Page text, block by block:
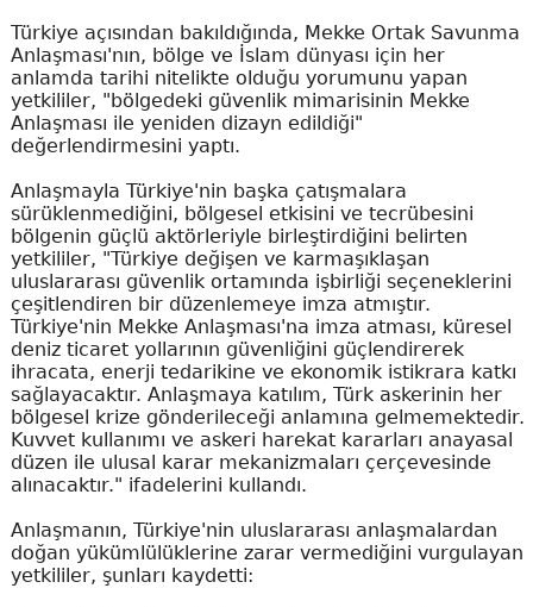
Türkiye açısından bakıldığında, Mekke Ortak Savunma
Anlaşması'nın, bölge ve İslam dünyası için her
anlamda tarihi nitelikte olduğu yorumunu yapan
yetkililer, "bölgedeki güvenlik mimarisinin Mekke
Anlaşması ile yeniden dizayn edildiği"
değerlendirmesini yaptı.
Anlaşmayla Türkiye'nin başka çatışmalara
sürüklenmediğini, bölgesel etkisini ve tecrübesini
bölgenin güçlü aktörleriyle birleştirdiğini belirten
yetkililer, "Türkiye değişen ve karmaşıklaşan
uluslararası güvenlik ortamında işbirliği seçeneklerini
çeşitlendiren bir düzenlemeye imza atmıştır.
Türkiye'nin Mekke Anlaşması'na imza atması, küresel
deniz ticaret yollarının güvenliğini güçlendirerek
ihracata, enerji tedarikine ve ekonomik istikrara katkı
sağlayacaktır. Anlaşmaya katılım, Türk askerinin her
bölgesel krize gönderileceği anlamına gelmemektedir.
Kuvvet kullanımı ve askeri harekat kararları anayasal
düzen ile ulusal karar mekanizmaları çerçevesinde
alınacaktır." ifadelerini kullandı.
Anlaşmanın, Türkiye'nin uluslararası anlaşmalardan
doğan yükümlülüklerine zarar vermediğini vurgulayan
yetkililer, şunları kaydetti: